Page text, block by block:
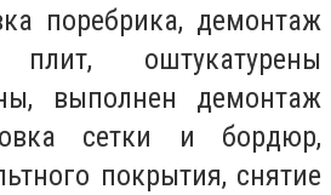
поребрика, демонтаж
оштукатурены
выполнен демонтаж
сетки и бордюр,
покрытия, снятие